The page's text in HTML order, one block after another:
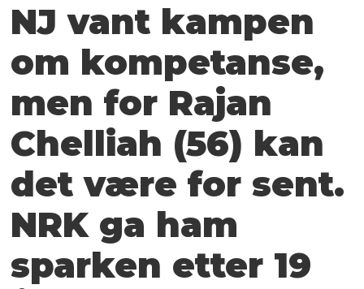
NJ vant kampen
om kompetanse,
men for Rajan
Chelliah (56) kan
det være for sent.
NRK ga ham
sparken etter 19